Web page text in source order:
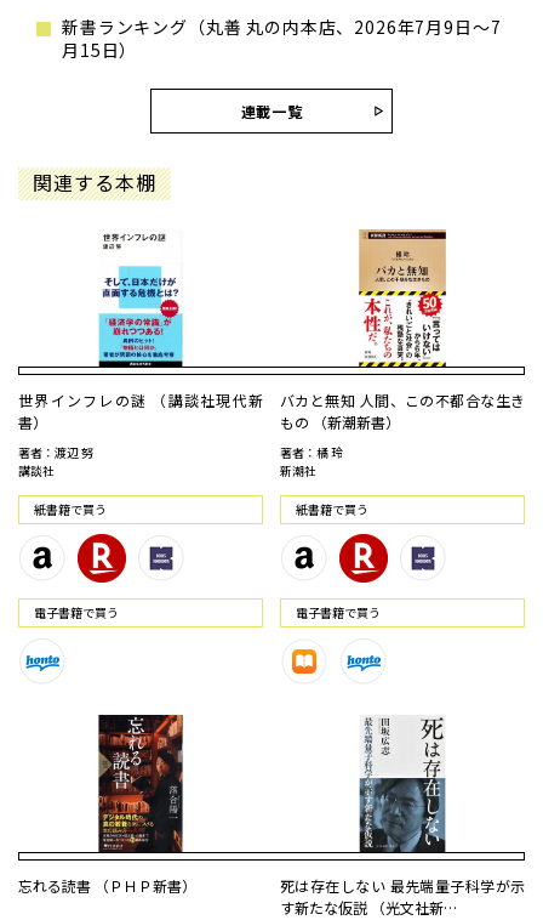
新書ランキング（丸善 丸の内本店、2026年7月9日～7
月15日）
連載一覧
関連する本棚
世界インフレの謎 （講談社現代新
書）
著者：渡辺 努
講談社
紙書籍で買う
電⼦書籍で買う
バカと無知 人間、この不都合な生き
もの （新潮新書）
著者：橘 玲
新潮社
紙書籍で買う
電⼦書籍で買う
忘れる読書 （ＰＨＰ新書）
死は存在しない 最先端量子科学が示
す新たな仮説 （光文社新…